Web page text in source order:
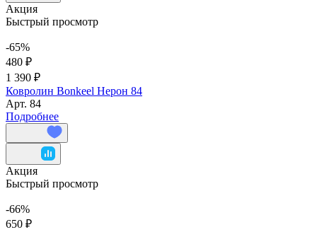
Акция
Быстрый просмотр
-65%
480 ₽
1 390 ₽
Ковролин Bonkeel Нерон 84
Арт. 84
Подробнее
Акция
Быстрый просмотр
-66%
650 ₽